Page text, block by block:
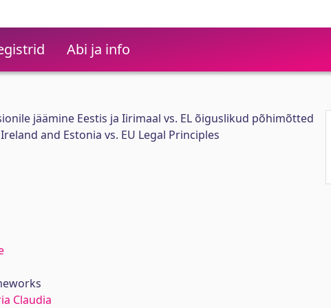
Abi ja info
jäämine Eestis ja Iirimaal vs. EL õiguslikud põhimõtted
and Estonia vs. EU Legal Principles
Claudia